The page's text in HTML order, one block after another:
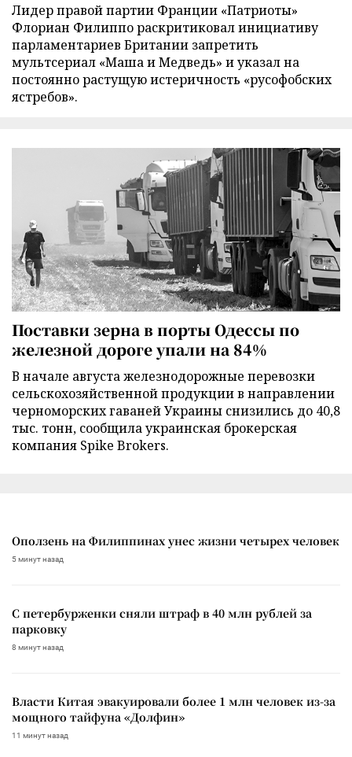
Лидер правой партии Франции «Патриоты»
Флориан Филиппо раскритиковал инициативу
парламентариев Британии запретить
мультсериал «Маша и Медведь» и указал на
постоянно растущую истеричность «русофобских
ястребов».
Поставки зерна в порты Одессы по
железной дороге упали на 84%
В начале августа железнодорожные перевозки
сельскохозяйственной продукции в направлении
черноморских гаваней Украины снизились до 40,8
тыс. тонн, сообщила украинская брокерская
компания Spike Brokers.
Оползень на Филиппинах унес жизни четырех человек
5 минут назад
С петербурженки сняли штраф в 40 млн рублей за
парковку
8 минут назад
Власти Китая эвакуировали более 1 млн человек из-за
мощного тайфуна «Долфин»
11 минут назад